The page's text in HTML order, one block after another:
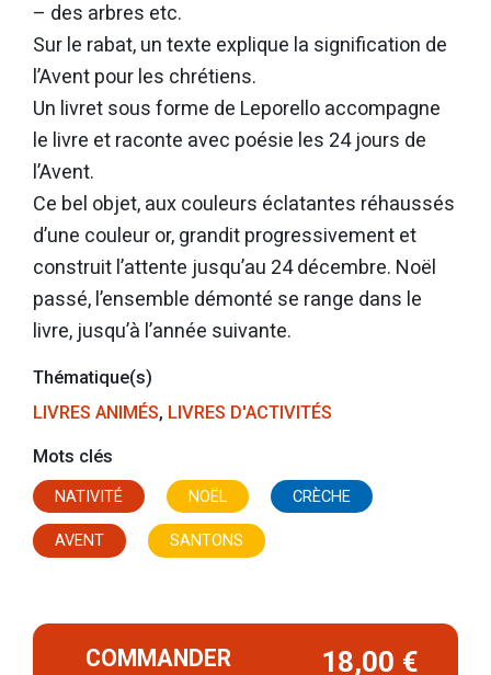
– des arbres etc.
Sur le rabat, un texte explique la signification de
l’Avent pour les chrétiens.
Un livret sous forme de Leporello accompagne
le livre et raconte avec poésie les 24 jours de
l’Avent.
Ce bel objet, aux couleurs éclatantes réhaussés
d’une couleur or, grandit progressivement et
construit l’attente jusqu’au 24 décembre. Noël
passé, l’ensemble démonté se range dans le
livre, jusqu’à l’année suivante.
Thématique(s)
LIVRES ANIMÉS, LIVRES D'ACTIVITÉS
Mots clés
NATIVITÉ NOËL CRÈCHE
AVENT SANTONS
COMMANDER 18,00 €